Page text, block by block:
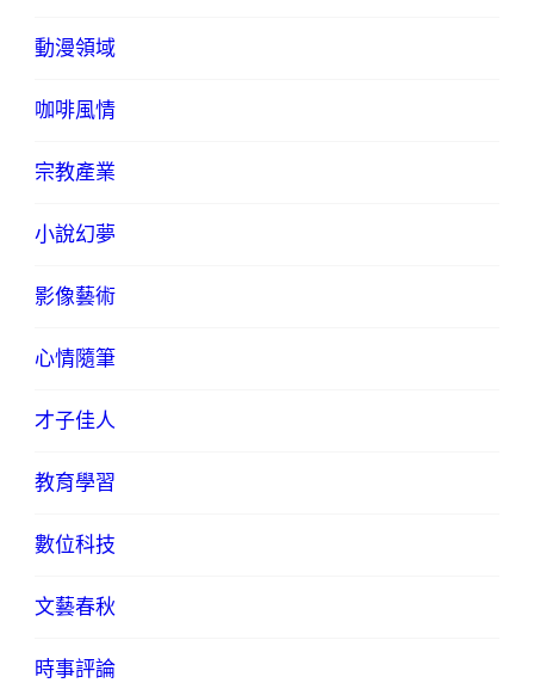
動漫領域
咖啡風情
宗教產業
小說幻夢
影像藝術
心情隨筆
才子佳人
教育學習
數位科技
文藝春秋
時事評論